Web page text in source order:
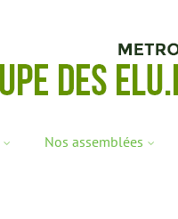
Nos assemblées